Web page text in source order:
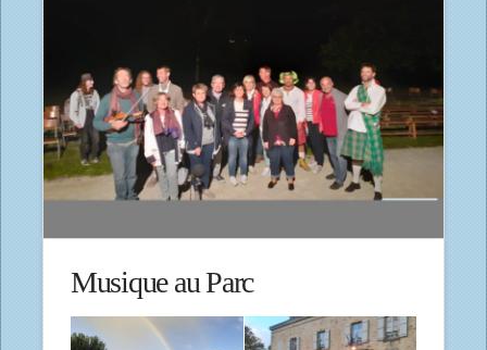
Musique au Parc